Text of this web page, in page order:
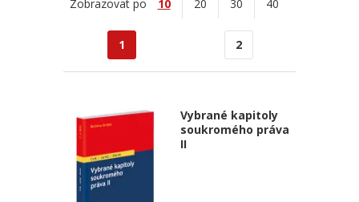
Zobrazovat po 10 20 30 40
1 2
Vybrané kapitoly
soukromého práva
II